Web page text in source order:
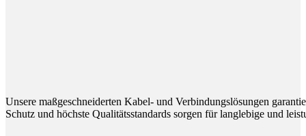
Unsere maßgeschneiderten Kabel- und Verbindungslösungen
Schutz und höchste Qualitätsstandards sorgen für langlebige und